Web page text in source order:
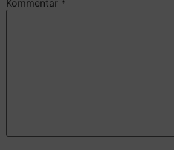
Kommentar *